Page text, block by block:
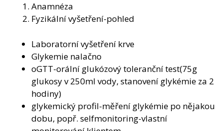
Anamnéza
Fyzikální vyšetření-pohled
Laboratorní vyšetření krve
Glykemie nalačno
oGTT-orální glukózový toleranční test(75g
glukosy v 250ml vody, stanovení glykémie za 2
hodiny)
glykemický profil-měření glykémie po nějakou
dobu, popř. selfmonitoring-vlastní